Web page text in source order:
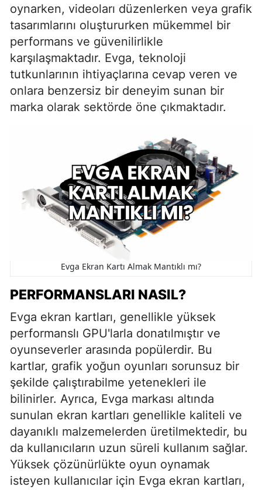
oynarken, videoları düzenlerken veya grafik
tasarımlarını oluştururken mükemmel bir
performans ve güvenilirlikle
karşılaşmaktadır. Evga, teknoloji
tutkunlarının ihtiyaçlarına cevap veren ve
onlara benzersiz bir deneyim sunan bir
marka olarak sektörde öne çıkmaktadır.
Evga Ekran Kartı Almak Mantıklı mı?
PERFORMANSLARI NASIL?
Evga ekran kartları, genellikle yüksek
performanslı GPU'larla donatılmıştır ve
oyunseverler arasında popülerdir. Bu
kartlar, grafik yoğun oyunları sorunsuz bir
şekilde çalıştırabilme yetenekleri ile
bilinirler. Ayrıca, Evga markası altında
sunulan ekran kartları genellikle kaliteli ve
dayanıklı malzemelerden üretilmektedir, bu
da kullanıcıların uzun süreli kullanım sağlar.
Yüksek çözünürlükte oyun oynamak
isteyen kullanıcılar için Evga ekran kartları,